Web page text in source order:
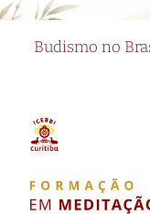
Budismo no